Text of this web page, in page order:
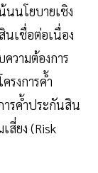
นนโยบายเชิง
นเชื่อต่อเนื่อง
ความต้องการ
รงการค้ำ
รค้ำประกันสิน
สี่ยง (Risk